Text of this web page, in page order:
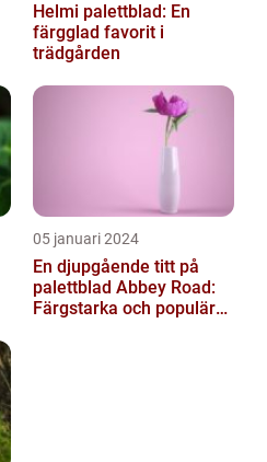
Helmi palettblad: En
färgglad favorit i
trädgården
05 januari 2024
En djupgående titt på
palettblad Abbey Road:
Färgstarka och populära